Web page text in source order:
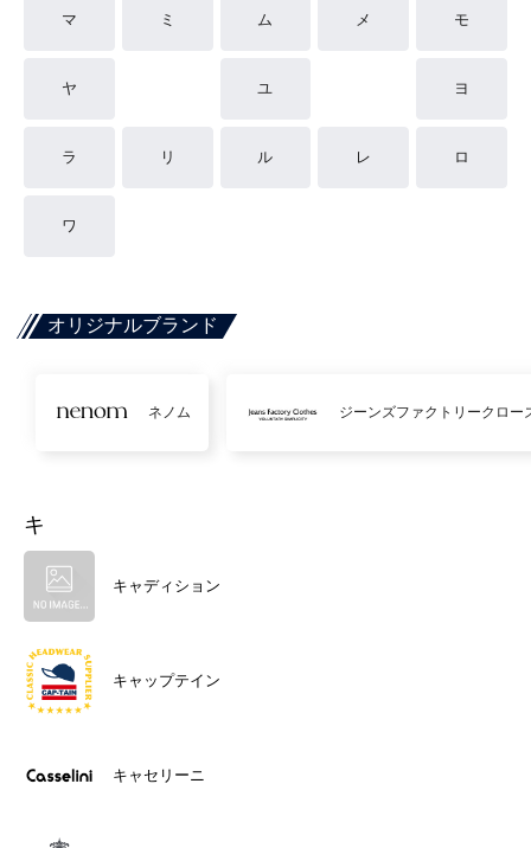
マ ミ ム メ モ
ヤ ユ ヨ
ラ リ ル レ ロ
ワ
オリジナルブランド
ネノム ジーンズファクトリークロー
キ
キャディション
キャップテイン
キャセリーニ